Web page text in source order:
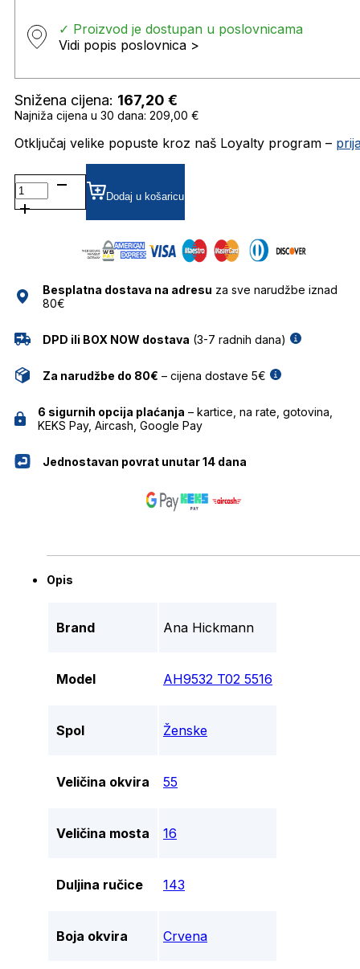
✓ Proizvod je dostupan u poslovnicama
Vidi popis poslovnica >
Snižena cijena: 167,20 €
Najniža cijena u 30 dana: 209,00 €
Otključaj velike popuste kroz naš Loyalty program –
AH9532
T02
5516
količina
Dodaj u košaricu
Besplatna dostava na adresu za sve narudžbe iznad
80€
DPD ili BOX NOW dostava (3-7 radnih dana)
Za narudžbe do 80€ – cijena dostave 5€
6 sigurnih opcija plaćanja – kartice, na rate, gotovina,
KEKS Pay, Aircash, Google Pay
Jednostavan povrat unutar 14 dana
Opis
Brand Ana Hickmann
Model AH9532 T02 5516
Spol Ženske
Veličina okvira 55
Veličina mosta 16
Duljina ručice 143
Boja okvira Crvena